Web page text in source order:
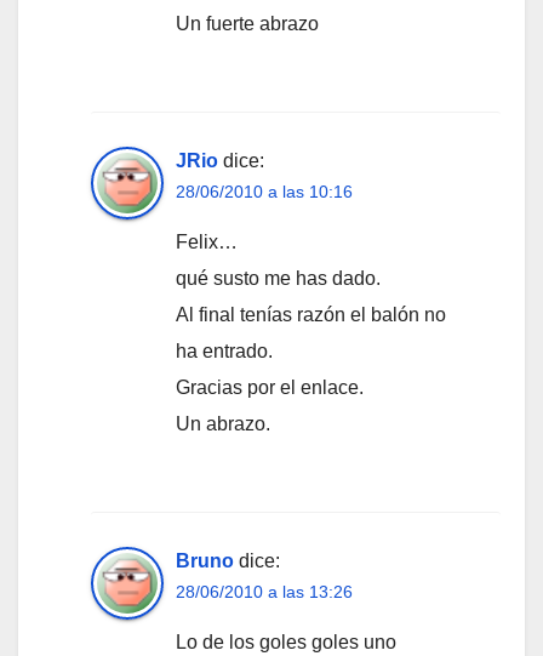
Un fuerte abrazo
JRio dice:
28/06/2010 a las 10:16
Felix…
qué susto me has dado.
Al final tenías razón el balón no
ha entrado.
Gracias por el enlace.
Un abrazo.
Bruno dice:
28/06/2010 a las 13:26
Lo de los goles goles uno